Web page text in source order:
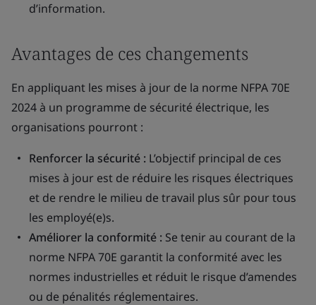
d’information.
Avantages de ces changements
En appliquant les mises à jour de la norme NFPA 70E
2024 à un programme de sécurité électrique, les
organisations pourront :
Renforcer la sécurité : L’objectif principal de ces
mises à jour est de réduire les risques électriques
et de rendre le milieu de travail plus sûr pour tous
les employé(e)s.
Améliorer la conformité : Se tenir au courant de la
norme NFPA 70E garantit la conformité avec les
normes industrielles et réduit le risque d’amendes
ou de pénalités réglementaires.